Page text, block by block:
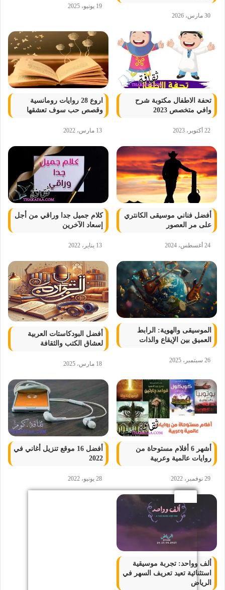
30 مارس، 2026
19 يونيو، 2025
تحفة الاطفال مكتوبة شرح
وافي متخصص 2023
22 أكتوبر، 2023
اروع 28 روايات رومانسية
وقصص حب سوف تعشقها
13 مارس، 2022
أفضل فناني موسيقى الكانتري
على مر العصور
24 أغسطس، 2024
كلام جميل جدا وراقي من أجل
إسعاد الآخرين
13 يناير، 2022
الموسيقى والهوية: الرابط
العميق بين الإيقاع والذات
26 سبتمبر، 2025
أفضل البودكاستات العربية
لعشاق الكتب والثقافة
18 مارس، 2025
أشهر 6 أفلام مستوحاة من
روايات عالمية وعربية
29 نوفمبر، 2022
أفضل 16 موقع تنزيل أغاني في
2022
28 يونيو، 2022
ألف وواحد: تجربة موسيقية
استثنائية تعيد تعريف السهر في
الرياض